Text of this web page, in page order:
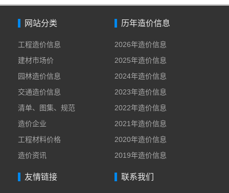
网站分类
工程造价信息
建材市场价
园林造价信息
交通造价信息
清单、图集、规范
造价企业
工程材料价格
造价资讯
历年造价信息
2026年造价信息
2025年造价信息
2024年造价信息
2023年造价信息
2022年造价信息
2021年造价信息
2020年造价信息
2019年造价信息
友情链接 联系我们